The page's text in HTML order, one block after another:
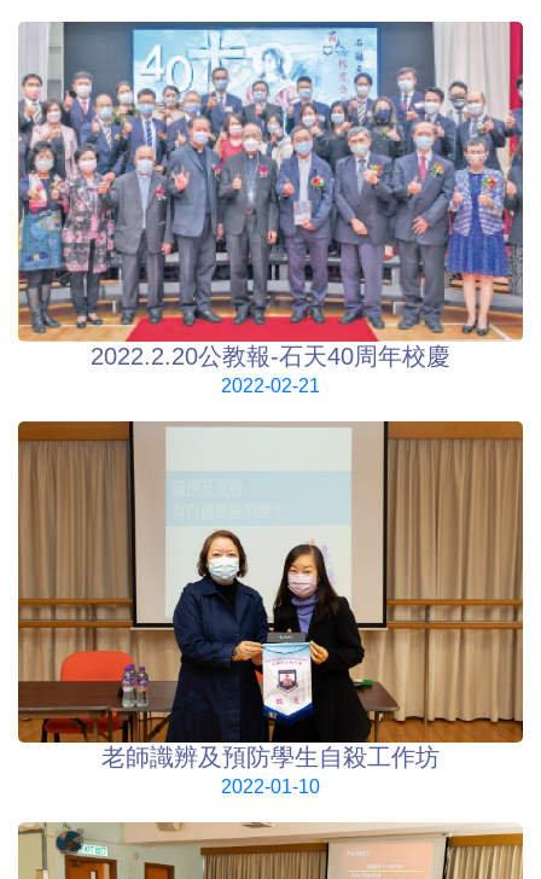
2022.2.20公教報-石天40周年校慶
2022-02-21
老師識辨及預防學生自殺工作坊
2022-01-10